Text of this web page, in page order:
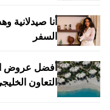
السفر
أفضل عروض
التعاون